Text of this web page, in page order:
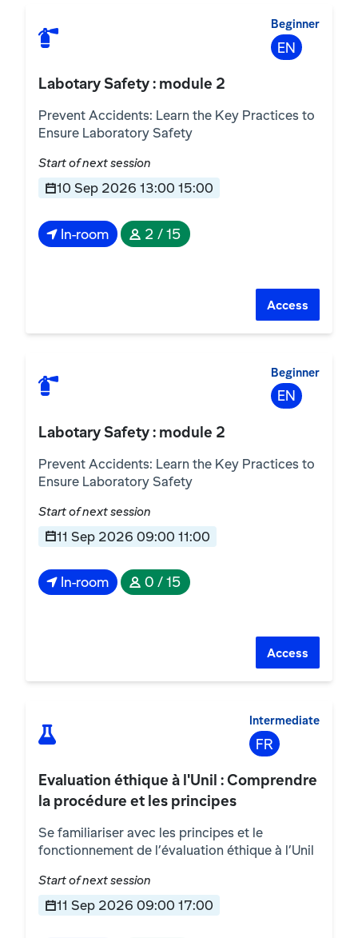
Beginner
EN
Labotary Safety : module 2
Prevent Accidents: Learn the Key Practices to
Ensure Laboratory Safety
Start of next session
10 Sep 2026 13:00 15:00
In-room 2 / 15
Access
Beginner
EN
Labotary Safety : module 2
Prevent Accidents: Learn the Key Practices to
Ensure Laboratory Safety
Start of next session
11 Sep 2026 09:00 11:00
In-room 0 / 15
Access
Intermediate
FR
Evaluation éthique à l'Unil : Comprendre
la procédure et les principes
Se familiariser avec les principes et le
fonctionnement de l’évaluation éthique à l’Unil
Start of next session
11 Sep 2026 09:00 17:00